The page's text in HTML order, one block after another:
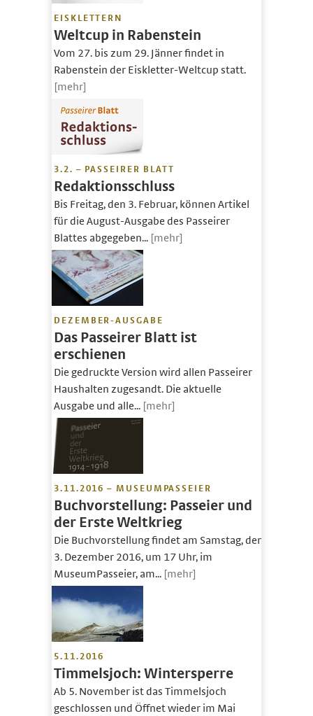
EISKLETTERN
Weltcup in Rabenstein
Vom 27. bis zum 29. Jänner findet in
Rabenstein der Eiskletter-Weltcup statt.
[mehr]
3.2. – PASSEIRER BLATT
Redaktionsschluss
Bis Freitag, den 3. Februar, können Artikel
für die August-Ausgabe des Passeirer
Blattes abgegeben... [mehr]
DEZEMBER-AUSGABE
Das Passeirer Blatt ist
erschienen
Die gedruckte Version wird allen Passeirer
Haushalten zugesandt. Die aktuelle
Ausgabe und alle... [mehr]
3.11.2016 – MUSEUMPASSEIER
Buchvorstellung: Passeier und
der Erste Weltkrieg
Die Buchvorstellung findet am Samstag, den
3. Dezember 2016, um 17 Uhr, im
MuseumPasseier, am... [mehr]
5.11.2016
Timmelsjoch: Wintersperre
Ab 5. November ist das Timmelsjoch
geschlossen und Öffnet wieder im Mai